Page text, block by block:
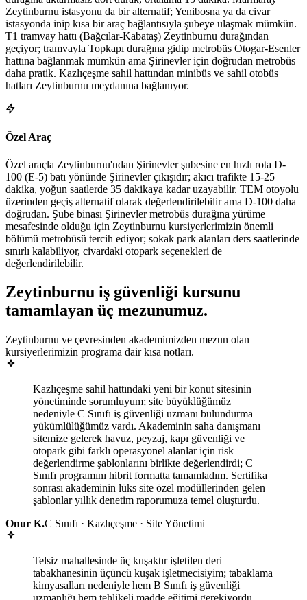
Zeytinburnu istasyonu da bir alternatif; Yenibosna ya da civar
istasyonda inip kısa bir araç bağlantısıyla şubeye ulaşmak mümkün.
T1 tramvay hattı (Bağcılar-Kabataş) Zeytinburnu durağından
geçiyor; tramvayla Topkapı durağına gidip metrobüs Otogar-Esenler
hattına bağlanmak mümkün ama Şirinevler için doğrudan metrobüs
daha pratik. Kazlıçeşme sahil hattından minibüs ve sahil otobüs
hatları Zeytinburnu meydanına bağlanıyor.
Özel Araç
Özel araçla Zeytinburnu'ndan Şirinevler şubesine en hızlı rota D-
100 (E-5) batı yönünde Şirinevler çıkışıdır; akıcı trafikte 15-25
dakika, yoğun saatlerde 35 dakikaya kadar uzayabilir. TEM otoyolu
üzerinden geçiş alternatif olarak değerlendirilebilir ama D-100 daha
doğrudan. Şube binası Şirinevler metrobüs durağına yürüme
mesafesinde olduğu için Zeytinburnu kursiyerlerimizin önemli
bölümü metrobüsü tercih ediyor; sokak park alanları ders saatlerinde
sınırlı kalabiliyor, civardaki otopark seçenekleri de
değerlendirilebilir.
Zeytinburnu iş güvenliği kursunu
tamamlayan üç mezunumuz.
Zeytinburnu ve çevresinden akademimizden mezun olan
kursiyerlerimizin programa dair kısa notları.
Kazlıçeşme sahil hattındaki yeni bir konut sitesinin
yönetiminde sorumluyum; site büyüklüğümüz
nedeniyle C Sınıfı iş güvenliği uzmanı bulundurma
yükümlülüğümüz vardı. Akademinin saha danışmanı
sitemize gelerek havuz, peyzaj, kapı güvenliği ve
otopark gibi farklı operasyonel alanlar için risk
değerlendirme şablonlarını birlikte değerlendirdi; C
Sınıfı programını hibrit formatta tamamladım. Sertifika
sonrası akademinin lüks site özel modüllerinden gelen
şablonlar yıllık denetim raporumuza temel oluşturdu.
Onur K.C Sınıfı · Kazlıçeşme · Site Yönetimi
Telsiz mahallesinde üç kuşaktır işletilen deri
tabakhanesinin üçüncü kuşak işletmecisiyim; tabaklama
kimyasalları nedeniyle hem B Sınıfı iş güvenliği